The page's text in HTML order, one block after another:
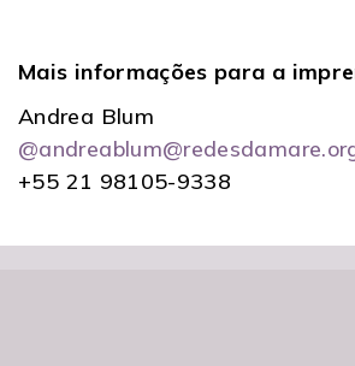
Mais informações para a
Andrea Blum
+55 21 98105-9338